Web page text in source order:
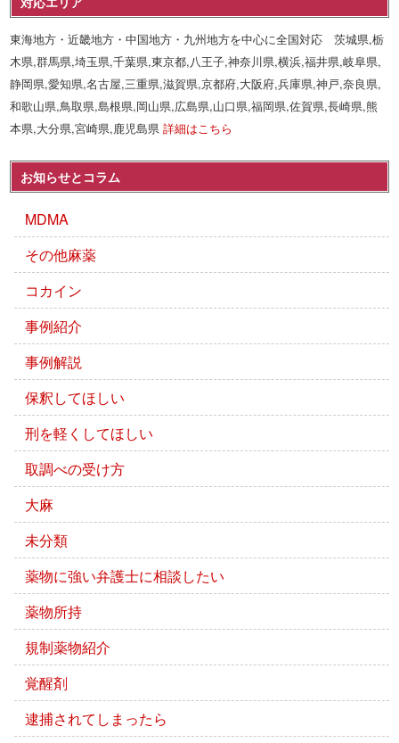
東海地方・近畿地方・中国地方・九州地方を中心に全国対応 茨城県,栃
木県,群馬県,埼玉県,千葉県,東京都,八王子,神奈川県,横浜,福井県,岐阜県,
静岡県,愛知県,名古屋,三重県,滋賀県,京都府,大阪府,兵庫県,神戸,奈良県,
和歌山県,鳥取県,島根県,岡山県,広島県,山口県,福岡県,佐賀県,長崎県,熊
本県,大分県,宮崎県,鹿児島県詳細はこちら
お知らせとコラム
MDMA
その他麻薬
コカイン
事例紹介
事例解説
保釈してほしい
刑を軽くしてほしい
取調べの受け方
大麻
未分類
薬物に強い弁護士に相談したい
薬物所持
規制薬物紹介
覚醒剤
逮捕されてしまったら